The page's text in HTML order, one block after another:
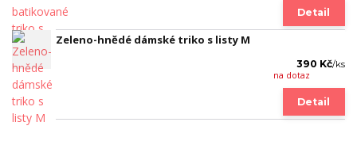
Detail
Zeleno-hnědé dámské triko s listy M
390 Kč/ks
na dotaz
Detail